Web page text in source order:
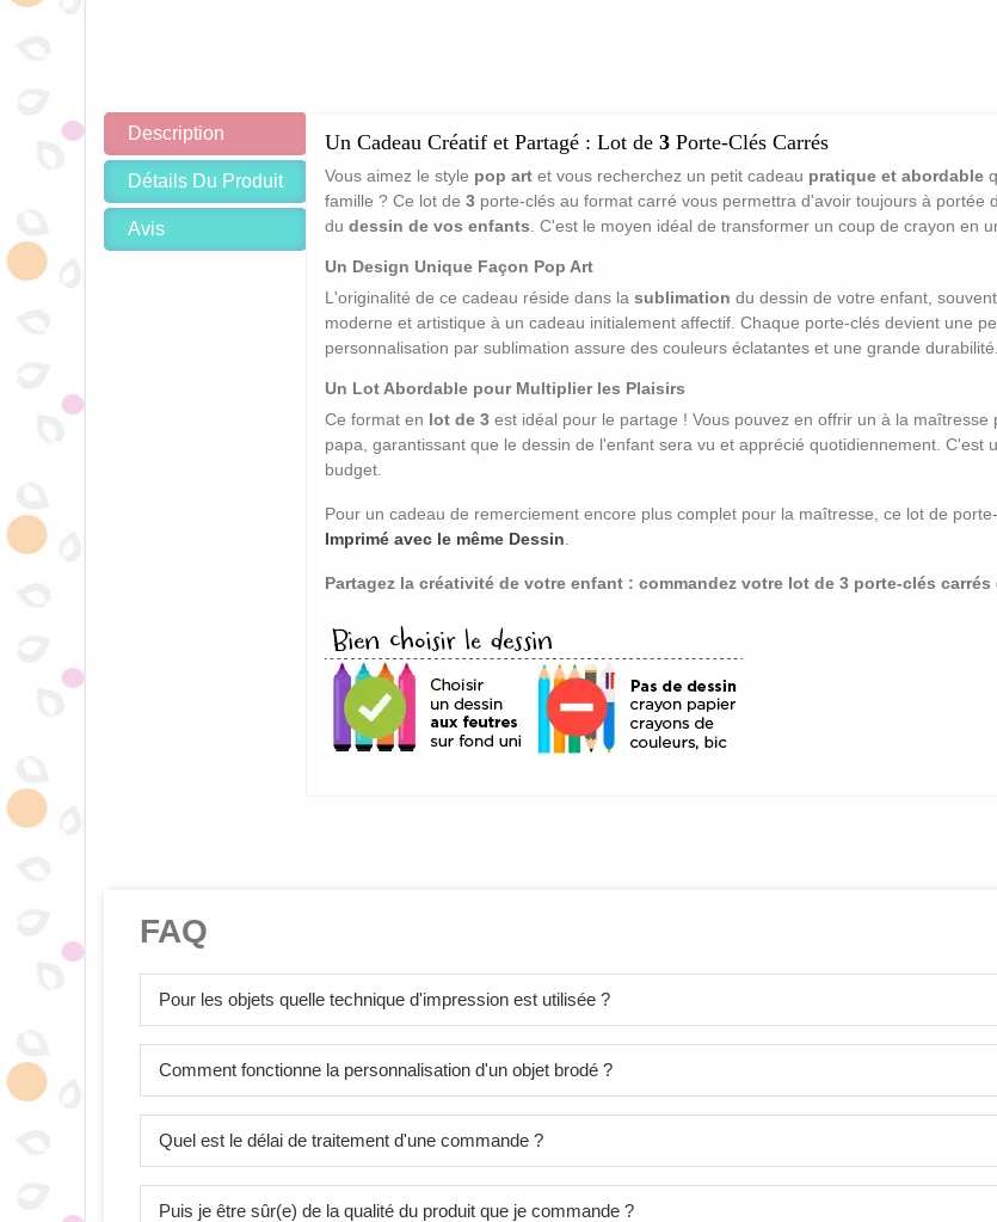
Description
Détails Du Produit
Avis
Un Cadeau Créatif et Partagé : Lot de 3 Porte-Clés Carrés
Vous aimez le style pop art et vous recherchez un petit cadeau pratique et abordable
famille ? Ce lot de 3 porte-clés au format carré vous permettra d'avoir toujours à
du dessin de vos enfants . C'est le moyen idéal de transformer un coup de crayon en
Un Design Unique Façon Pop Art
L'originalité de ce cadeau réside dans la sublimation du dessin de votre enfant,
moderne et artistique à un cadeau initialement affectif. Chaque porte-clés devient une
personnalisation par sublimation assure des couleurs éclatantes et une grande durabilité.
Un Lot Abordable pour Multiplier les Plaisirs
Ce format en lot de 3 est idéal pour le partage ! Vous pouvez en offrir un à la
papa, garantissant que le dessin de l'enfant sera vu et apprécié quotidiennement.
budget.
Pour un cadeau de remerciement encore plus complet pour la maîtresse, ce lot de
Imprimé avec le même Dessin
Partagez la créativité de votre enfant : commandez votre lot de 3 porte-clés
FAQ
Pour les objets quelle technique d'impression est utilisée ?
Comment fonctionne la personnalisation d'un objet brodé ?
Quel est le délai de traitement d'une commande ?
Puis je être sûr(e) de la qualité du produit que je commande ?